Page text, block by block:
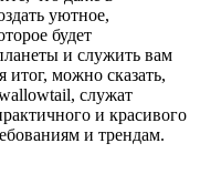
уютное,
будет
и служить вам
итог, можно сказать,
служат
и красивого
и трендам.